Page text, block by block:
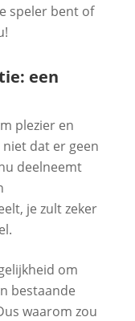
speler bent of
een
plezier en
dat er geen
deelneemt
je zult zeker
om
bestaande
waarom zou